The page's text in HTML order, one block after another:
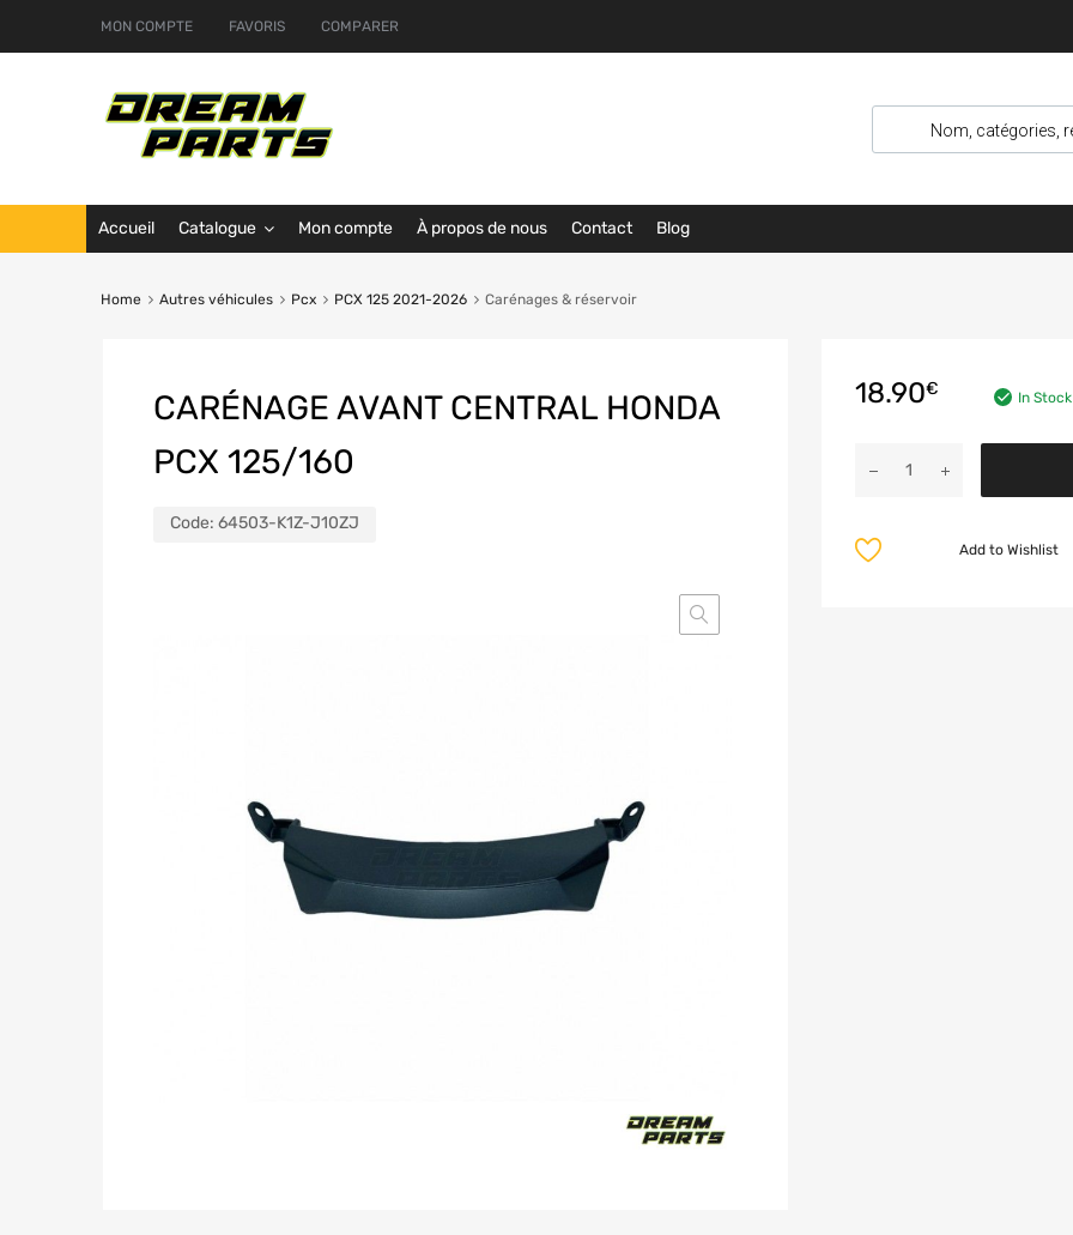
MON COMPTE FAVORIS COMPARER
Accueil Catalogue Mon compte À propos de nous Contact Blog
Home Autres véhicules Pcx PCX 125 2021-2026 Carénages & réservoir
CARÉNAGE AVANT CENTRAL HONDA
PCX 125/160
Code: 64503-K1Z-J10ZJ
18.90€ In Stock
Add to Wishlist